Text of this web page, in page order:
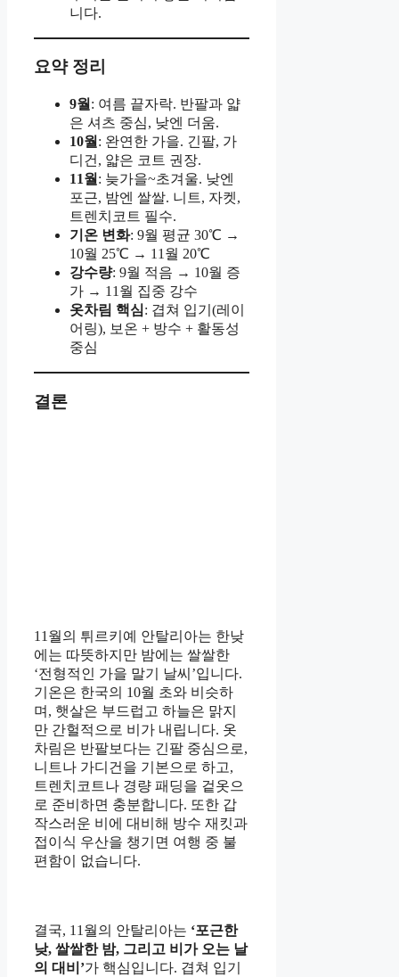
니다.
요약 정리
9월 : 여름 끝자락. 반팔과 얇
은 셔츠 중심, 낮엔 더움.
10월 : 완연한 가을. 긴팔, 가
디건, 얇은 코트 권장.
11월 : 늦가을~초겨울. 낮엔
포근, 밤엔 쌀쌀. 니트, 자켓,
트렌치코트 필수.
기온 변화: 9월 평균 30℃ →
10월 25℃ → 11월 20℃
강수량: 9월 적음 → 10월 증
가 → 11월 집중 강수
옷차림 핵심: 겹쳐 입기(레이
어링), 보온 + 방수 + 활동성
중심
결론
11월의 튀르키예 안탈리아는 한낮
에는 따뜻하지만 밤에는 쌀쌀한
‘전형적인 가을 말기 날씨’입니다.
기온은 한국의 10월 초와 비슷하
며, 햇살은 부드럽고 하늘은 맑지
만 간헐적으로 비가 내립니다. 옷
차림은 반팔보다는 긴팔 중심으로,
니트나 가디건을 기본으로 하고,
트렌치코트나 경량 패딩을 겉옷으
로 준비하면 충분합니다. 또한 갑
작스러운 비에 대비해 방수 재킷과
접이식 우산을 챙기면 여행 중 불
편함이 없습니다.
결국, 11월의 안탈리아는 ‘포근한
낮, 쌀쌀한 밤, 그리고 비가 오는 날
의 대비’가 핵심입니다. 겹쳐 입기